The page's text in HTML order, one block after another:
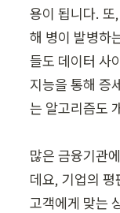
용이 됩니다. 또
해 병이 발병하
들도 데이터 사
지능을 통해 증
는 알고리즘도
많은 금융기관
데요, 기업의 평
고객에게 맞는